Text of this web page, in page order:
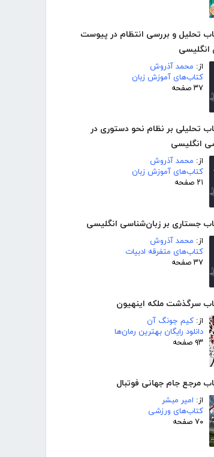
تحلیل و بررسی انتظام در پیوست
انگلیسی
از: محمد آذروش
کتاب‌های آموزش زبان
۳۷ صفحه
تحلیلی بر نظام نحو دستوری در
انگلیسی
از: محمد آذروش
کتاب‌های آموزش زبان
۲۱ صفحه
جستاری بر زبان‌شناسی انگلیسی
از: محمد آذروش
کتاب‌های متفرقه ادبیات
۳۷ صفحه
سرگذشت ملکه اینهیون
از: کیم جونگ آن
دانلود رایگان بهترین رمان‌ها
۹۳ صفحه
مرجع جام جهانی فوتبال
از: امیر مبشر
کتاب‌های ورزشی
۷۰ صفحه